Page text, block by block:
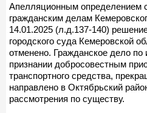
Апелляционным определением
гражданским делам
14.01.2025 (л.д.137-140)
городского суда Кемеровской
отменено. Гражданское дело
признании добросовестным
транспортного средства,
направлено в Октябрьский
рассмотрения по существу.